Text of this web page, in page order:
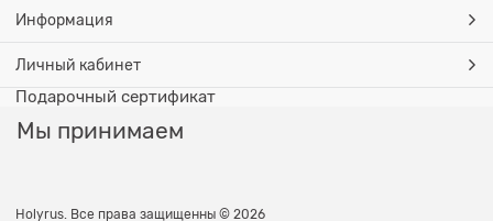
Информация
Личный кабинет
Подарочный сертификат
Мы принимаем
Holyrus. Все права защищенны © 2026